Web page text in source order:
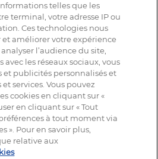
SUIVRE
telles que les
terminal, votre adresse IP ou
Ces technologies nous
améliorer votre expérience
l’audience du site,
les réseaux sociaux, vous
et publicités personnalisés et
services. Vous pouvez
cookies en cliquant sur «
en cliquant sur « Tout
à tout moment via
». Pour en savoir plus,
relative aux